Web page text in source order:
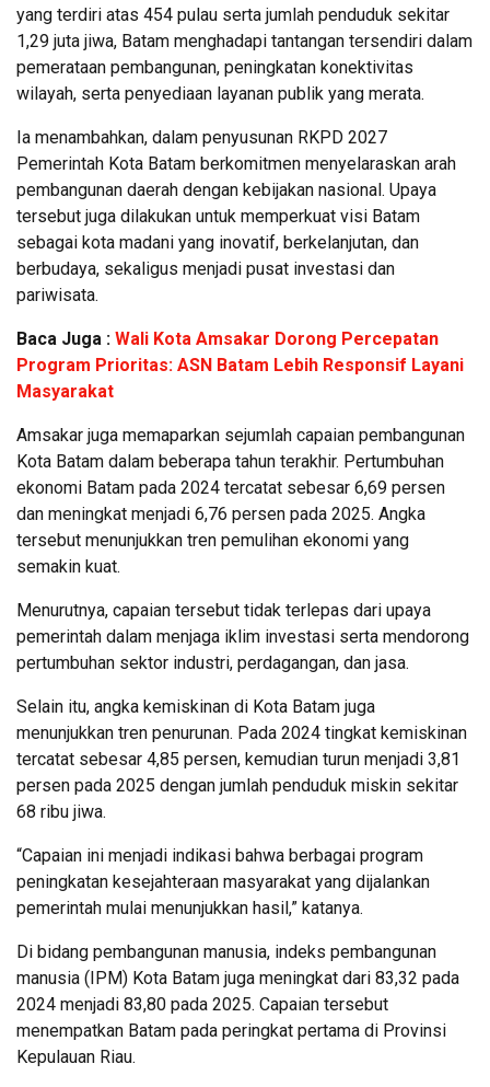
yang terdiri atas 454 pulau serta jumlah penduduk sekitar
1,29 juta jiwa, Batam menghadapi tantangan tersendiri dalam
pemerataan pembangunan, peningkatan konektivitas
wilayah, serta penyediaan layanan publik yang merata.
Ia menambahkan, dalam penyusunan RKPD 2027
Pemerintah Kota Batam berkomitmen menyelaraskan arah
pembangunan daerah dengan kebijakan nasional. Upaya
tersebut juga dilakukan untuk memperkuat visi Batam
sebagai kota madani yang inovatif, berkelanjutan, dan
berbudaya, sekaligus menjadi pusat investasi dan
pariwisata.
Baca Juga : Wali Kota Amsakar Dorong Percepatan
Program Prioritas: ASN Batam Lebih Responsif Layani
Masyarakat
Amsakar juga memaparkan sejumlah capaian pembangunan
Kota Batam dalam beberapa tahun terakhir. Pertumbuhan
ekonomi Batam pada 2024 tercatat sebesar 6,69 persen
dan meningkat menjadi 6,76 persen pada 2025. Angka
tersebut menunjukkan tren pemulihan ekonomi yang
semakin kuat.
Menurutnya, capaian tersebut tidak terlepas dari upaya
pemerintah dalam menjaga iklim investasi serta mendorong
pertumbuhan sektor industri, perdagangan, dan jasa.
Selain itu, angka kemiskinan di Kota Batam juga
menunjukkan tren penurunan. Pada 2024 tingkat kemiskinan
tercatat sebesar 4,85 persen, kemudian turun menjadi 3,81
persen pada 2025 dengan jumlah penduduk miskin sekitar
68 ribu jiwa.
“Capaian ini menjadi indikasi bahwa berbagai program
peningkatan kesejahteraan masyarakat yang dijalankan
pemerintah mulai menunjukkan hasil,” katanya.
Di bidang pembangunan manusia, indeks pembangunan
manusia (IPM) Kota Batam juga meningkat dari 83,32 pada
2024 menjadi 83,80 pada 2025. Capaian tersebut
menempatkan Batam pada peringkat pertama di Provinsi
Kepulauan Riau.